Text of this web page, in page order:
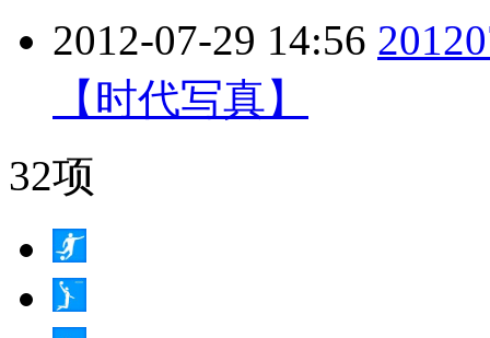
2012-07-29 14:56
【时代写真】
32项